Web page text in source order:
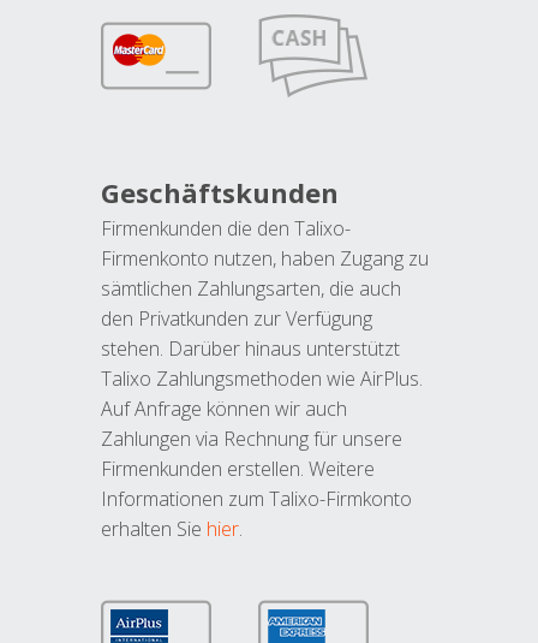
Geschäftskunden
Firmenkunden die den Talixo-
Firmenkonto nutzen, haben Zugang zu
sämtlichen Zahlungsarten, die auch
den Privatkunden zur Verfügung
stehen. Darüber hinaus unterstützt
Talixo Zahlungsmethoden wie AirPlus.
Auf Anfrage können wir auch
Zahlungen via Rechnung für unsere
Firmenkunden erstellen. Weitere
Informationen zum Talixo-Firmkonto
erhalten Sie hier.